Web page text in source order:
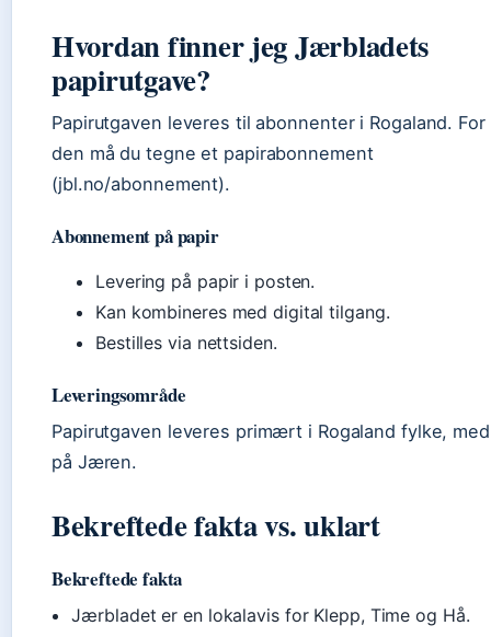
Hvordan finner jeg Jærbladets
papirutgave?
Papirutgaven leveres til abonnenter i Rogaland. For
den må du tegne et papirabonnement
(jbl.no/abonnement).
Abonnement på papir
Levering på papir i posten.
Kan kombineres med digital tilgang.
Bestilles via nettsiden.
Leveringsområde
Papirutgaven leveres primært i Rogaland fylke,
på Jæren.
Bekreftede fakta vs. uklart
Bekreftede fakta
Jærbladet er en lokalavis for Klepp, Time og Hå.